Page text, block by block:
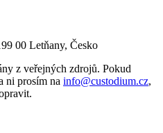
00 Letňany, Česko
z veřejných zdrojů. Pokud
ni prosím na info@custodium.cz,